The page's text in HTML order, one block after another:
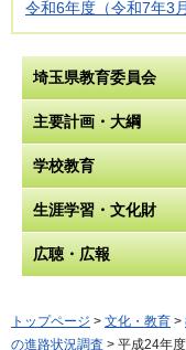
令和6年度（令和7年3
埼玉県教育委員会
主要計画・大綱
学校教育
生涯学習・文化財
広聴・広報
トップページ > 文化・教育 >
の進路状況調査 > 平成24年